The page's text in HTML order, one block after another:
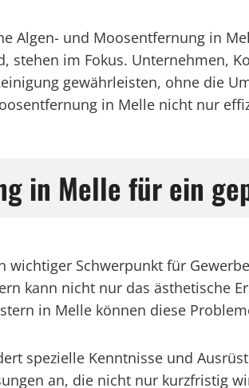
Algen- und Moosentfernung in
stehen im Fokus. Unternehmen,
gewährleisten, ohne die
in Melle nicht nur
in Melle für ein
Schwerpunkt für
kann nicht nur das ästhetische
in Melle können diese
spezielle Kenntnisse und
an, die nicht nur kurzfristig